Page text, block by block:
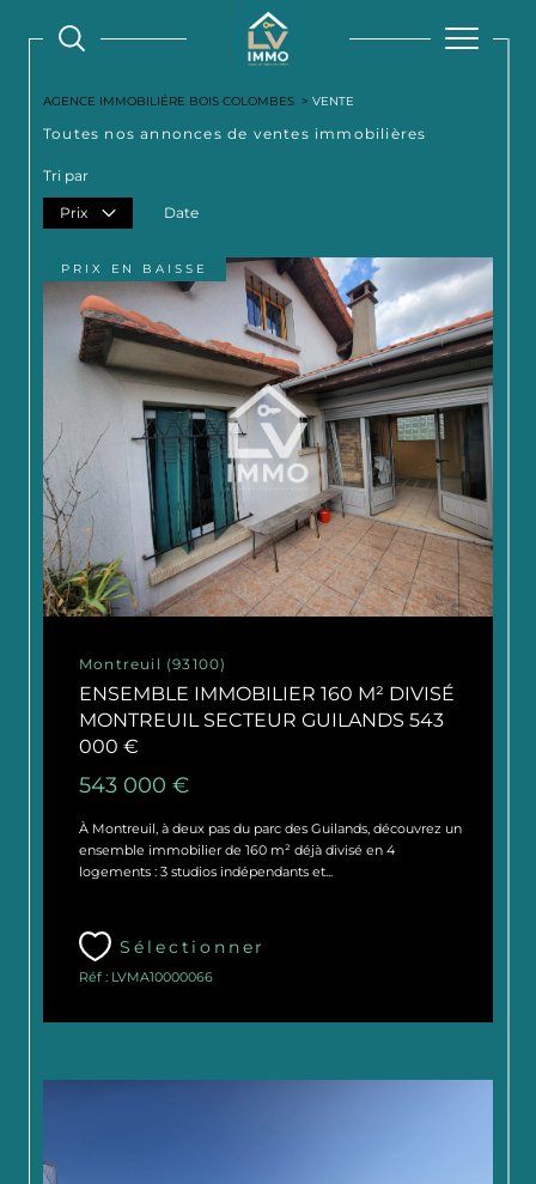
AGENCE IMMOBILIÉRE BOIS COLOMBES VENTE
Toutes nos annonces de ventes immobilières
Tri par
Prix Date
Montreuil (93100)
ENSEMBLE IMMOBILIER 160 M² DIVISÉ
MONTREUIL SECTEUR GUILANDS 543
000 €
543 000 €
À Montreuil, à deux pas du parc des Guilands, découvrez un
ensemble immobilier de 160 m² déjà divisé en 4
logements : 3 studios indépendants et...
Sélectionner
Réf : LVMA10000066
PRIX EN BAISSE